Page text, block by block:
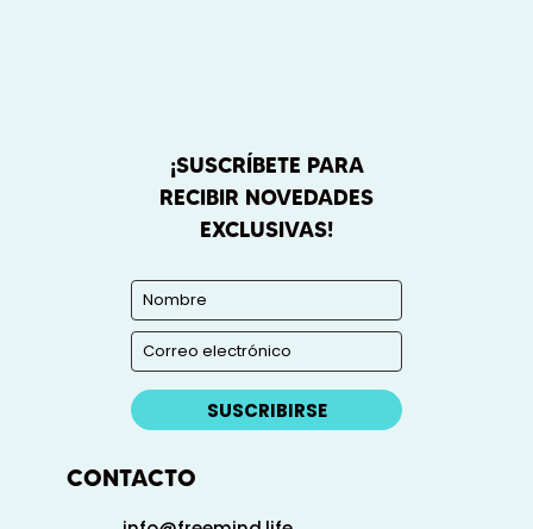
¡SUSCRÍBETE PARA
RECIBIR NOVEDADES
EXCLUSIVAS!
SUSCRIBIRSE
CONTACTO